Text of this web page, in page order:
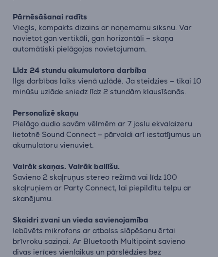
Pārnēsāšanai radīts
Viegls, kompakts dizains ar noņemamu siksnu. Var
novietot gan vertikāli, gan horizontāli – skaņa
automātiski pielāgojas novietojumam.
Līdz 24 stundu akumulatora darbība
Ilgs darbības laiks vienā uzlādē. Ja steidzies – tikai 10
minūšu uzlāde sniedz līdz 2 stundām klausīšanās.
Personalizē skaņu
Pielāgo audio savām vēlmēm ar 7 joslu ekvalaizeru
lietotnē Sound Connect – pārvaldi arī iestatījumus un
akumulatoru vienuviet.
Vairāk skaņas. Vairāk ballīšu.
Savieno 2 skaļruņus stereo režīmā vai līdz 100
skaļruņiem ar Party Connect, lai piepildītu telpu ar
skanējumu.
Skaidri zvani un vieda savienojamība
Iebūvēts mikrofons ar atbalss slāpēšanu ērtai
brīvroku saziņai. Ar Bluetooth Multipoint savieno
divas ierīces vienlaikus un pārslēdzies bez